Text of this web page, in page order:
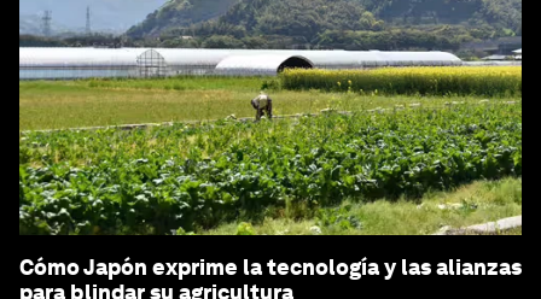
Cómo Japón exprime la tecnología y las alianzas
para blindar su agricultura